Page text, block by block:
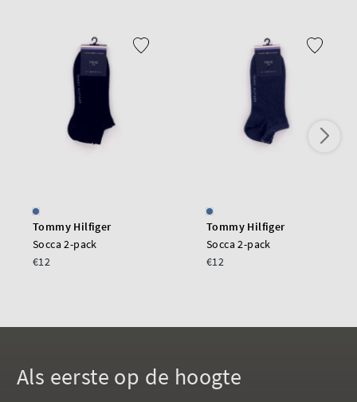
Tommy Hilfiger
Socca 2-pack
€12
Tommy Hilfiger
Socca 2-pack
€12
Als eerste op de hoogte